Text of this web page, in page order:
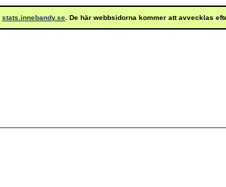
stats.innebandy.se . De här webbsidorna kommer att avvecklas